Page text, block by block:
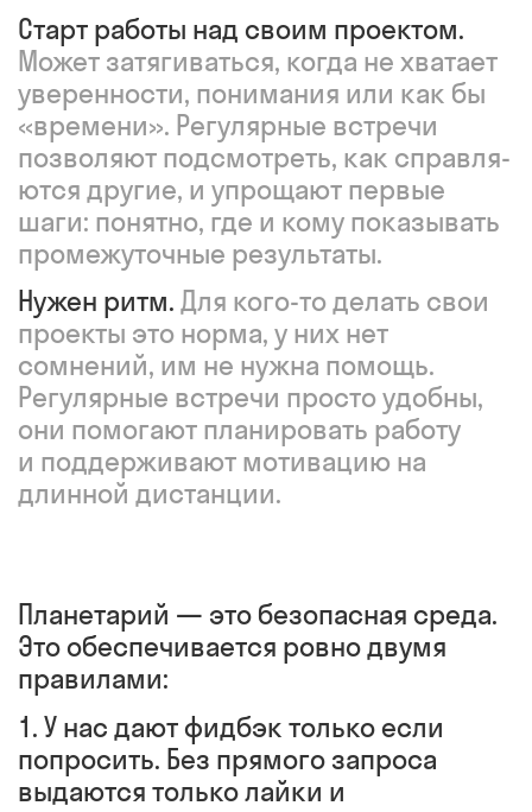
Старт работы над своим проек­том.
Может затягиваться, когда не хватает
уверенности, понимания или как бы
«времени». Регулярные встре­чи
позволяют подсмотреть, как справля­
ются другие, и упрощают первые
шаги: понятно, где и кому показывать
промежуточные результаты.
Нужен ритм.Для кого-то делать свои
проекты это норма, у них нет
сомнений, им не нужна помощь.
Регулярные встречи просто удобны,
они помогают планировать работу
и поддерживают мотивацию на
длинной дистанции.
Планетарий — это безопасная среда.
Это обеспечивается ровно двумя
правилами:
1. У нас дают фидбэк только если
попросить. Без прямого запроса
выдаются только лайки и